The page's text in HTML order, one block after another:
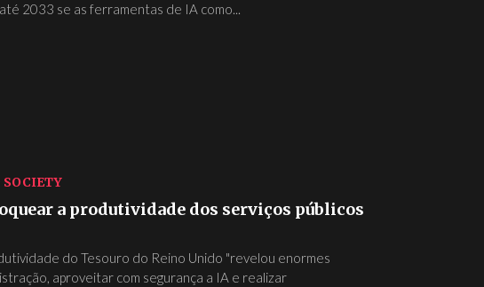
2033 se as ferramentas de IA como...
SOCIETY
a produtividade dos serviços públicos
do Tesouro do Reino Unido "revelou enormes
aproveitar com segurança a IA e realizar